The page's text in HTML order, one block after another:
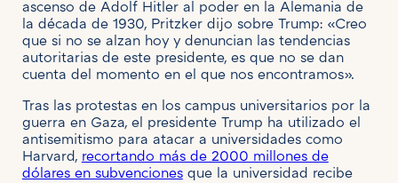
ascenso de Adolf Hitler al poder en la Alemania de
la década de 1930, Pritzker dijo sobre Trump: «Creo
que si no se alzan hoy y denuncian las tendencias
autoritarias de este presidente, es que no se dan
cuenta del momento en el que nos encontramos».
Tras las protestas en los campus universitarios por la
guerra en Gaza, el presidente Trump ha utilizado el
antisemitismo para atacar a universidades como
Harvard, recortando más de 2000 millones de
dólares en subvencionesque la universidad recibe